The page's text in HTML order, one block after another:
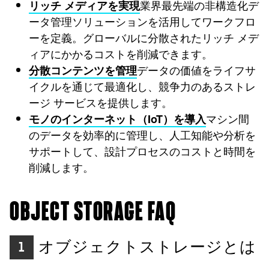
リッチ メディアを実現業界最先端の非構造化デ
ータ管理ソリューションを活用してワークフロ
ーを定義。グローバルに分散されたリッチ メデ
ィアにかかるコストを削減できます。
分散コンテンツを管理データの価値をライフサ
イクルを通じて最適化し、競争力のあるストレ
ージ サービスを提供します。
モノのインターネット（IoT）を導入マシン間
のデータを効率的に管理し、人工知能や分析を
サポートして、設計プロセスのコストと時間を
削減します。
OBJECT STORAGE FAQ
1 オブジェクトストレージとは